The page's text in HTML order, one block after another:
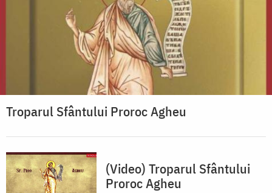
Troparul Sfântului Proroc Agheu
(Video) Troparul Sfântului
Proroc Agheu